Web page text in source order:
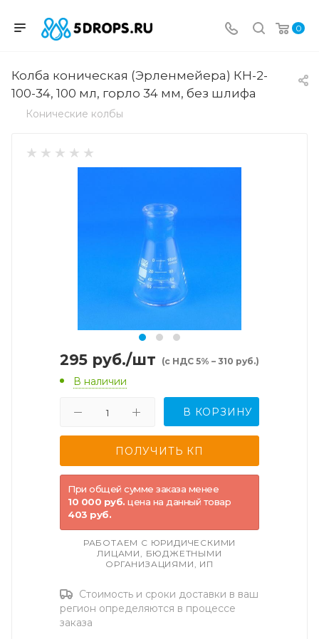
0
Колба коническая (Эрленмейера) КН-2-
100-34, 100 мл, горло 34 мм, без шлифа
Конические колбы
295 руб./шт (с НДС 5% – 310 руб.)
В наличии
В КОРЗИНУ
При общей сумме заказа менее
10 000 руб. цена на данный товар
403 руб.
РАБОТАЕМ С ЮРИДИЧЕСКИМИ
ЛИЦАМИ, БЮДЖЕТНЫМИ
ОРГАНИЗАЦИЯМИ, ИП
Стоимость и сроки доставки в ваш
регион определяются в процессе
заказа